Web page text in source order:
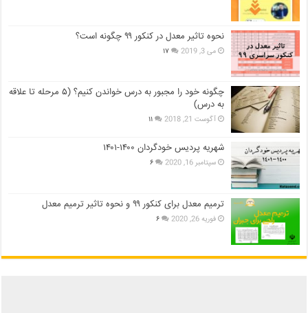
نحوه تاثیر معدل در کنکور ۹۹ چگونه است؟
می 3, 2019 ۱۷
چگونه خود را مجبور به درس خواندن کنیم؟ (۵ مرحله تا علاقه
به درس)
آگوست 21, 2018 ۱۱
شهریه پردیس خودگردان ۱۴۰۰-۱۴۰۱
سپتامبر 16, 2020 ۶
ترمیم معدل برای کنکور ۹۹ و نحوه تاثیر ترمیم معدل
فوریه 26, 2020 ۶